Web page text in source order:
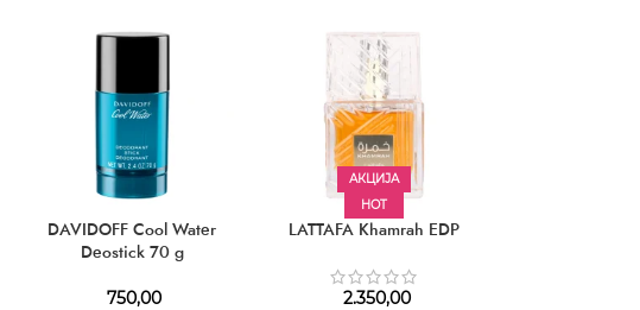
DAVIDOFF Cool Water
Deostick 70 g
750,00
АКЦИЈА
HOT
LATTAFA Khamrah EDP
2.350,00